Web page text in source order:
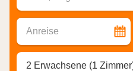
Anreise
2 Erwachsene (1